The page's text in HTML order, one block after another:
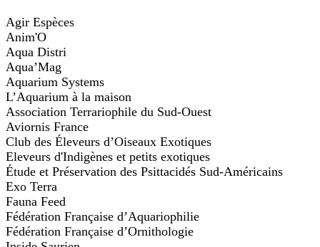
Agir Espèces
Anim'O
Aqua Distri
Aqua’Mag
Aquarium Systems
L’Aquarium à la maison
Association Terrariophile du Sud-Ouest
Aviornis France
Club des Éleveurs d’Oiseaux Exotiques
Eleveurs d'Indigènes et petits exotiques
Étude et Préservation des Psittacidés Sud-Américains
Exo Terra
Fauna Feed
Fédération Française d’Aquariophilie
Fédération Française d’Ornithologie